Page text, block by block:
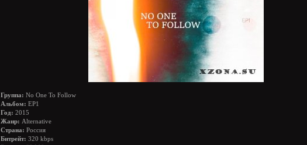
Группа: No One To Follow
Альбом: EP1
Год: 2015
Жанр: Alternative
Страна: Россия
Битрейт: 320 kbps